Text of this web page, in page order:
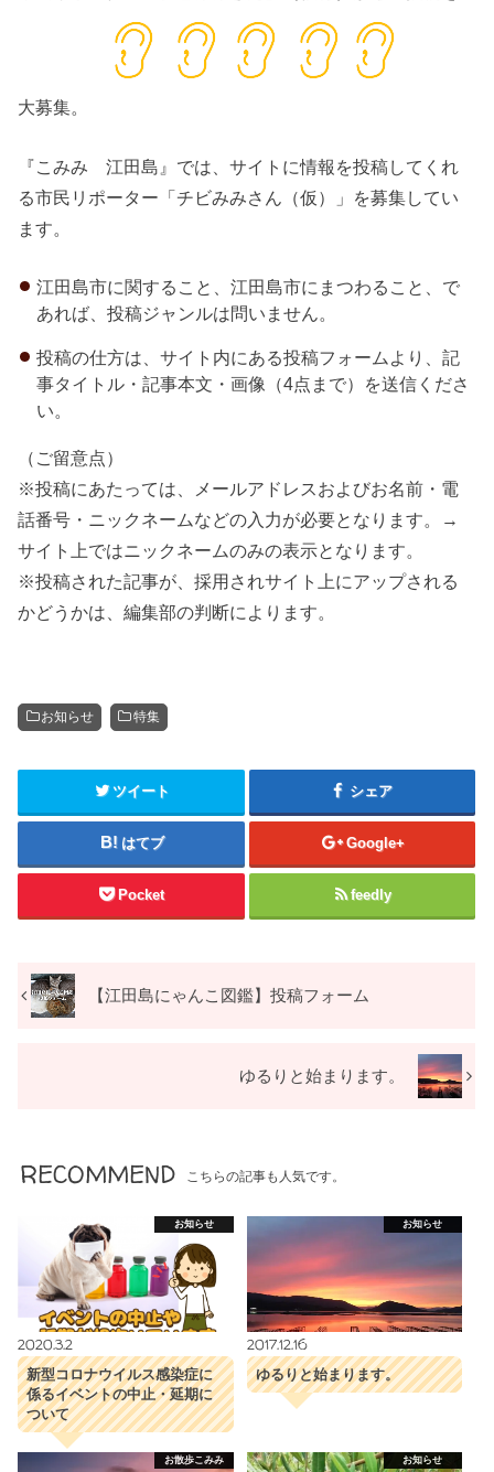
大募集。
『こみみ 江田島』では、サイトに情報を投稿してくれ
る市民リポーター「チビみみさん（仮）」を募集してい
ます。
江田島市に関すること、江田島市にまつわること、で
あれば、投稿ジャンルは問いません。
投稿の仕方は、サイト内にある投稿フォームより、記
事タイトル・記事本文・画像（4点まで）を送信くださ
い。
（ご留意点）
※投稿にあたっては、メールアドレスおよびお名前・電
話番号・ニックネームなどの入力が必要となります。→
サイト上ではニックネームのみの表示となります。
※投稿された記事が、採用されサイト上にアップされる
かどうかは、編集部の判断によります。
お知らせ 特集
ツイート シェア
はてブ Google+
Pocket feedly
【江田島にゃんこ図鑑】投稿フォーム
ゆるりと始まります。
RECOMMEND こちらの記事も人気です。
お知らせ
2020.3.2
新型コロナウイルス感染症に
係るイベントの中止・延期に
ついて
お知らせ
2017.12.16
ゆるりと始まります。
お散歩こみみ お知らせ